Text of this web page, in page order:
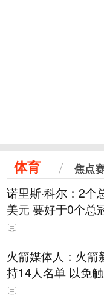
体育 焦点
诺里斯·科尔：2个
美元 要好于0个总
火箭媒体人：火箭
持14人名单 以免